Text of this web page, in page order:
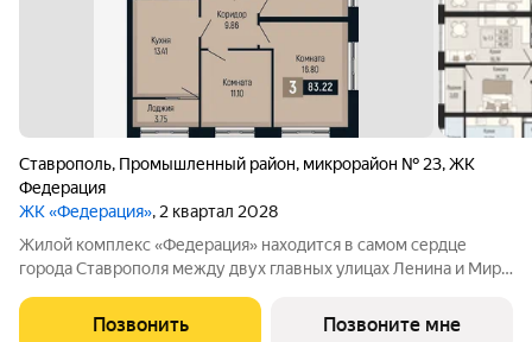
Ставрополь, Промышленный район, микрорайон № 23,ЖК
Федерация
ЖК «Федерация», 2 квартал 2028
Жилой комплекс «Федерация» находится в самом сердце
города Ставрополя между двух главных улицах Ленина и Мира,
Доваторцев. Зеленый двор способен придать новый уровень
Позвонить Позвоните мне